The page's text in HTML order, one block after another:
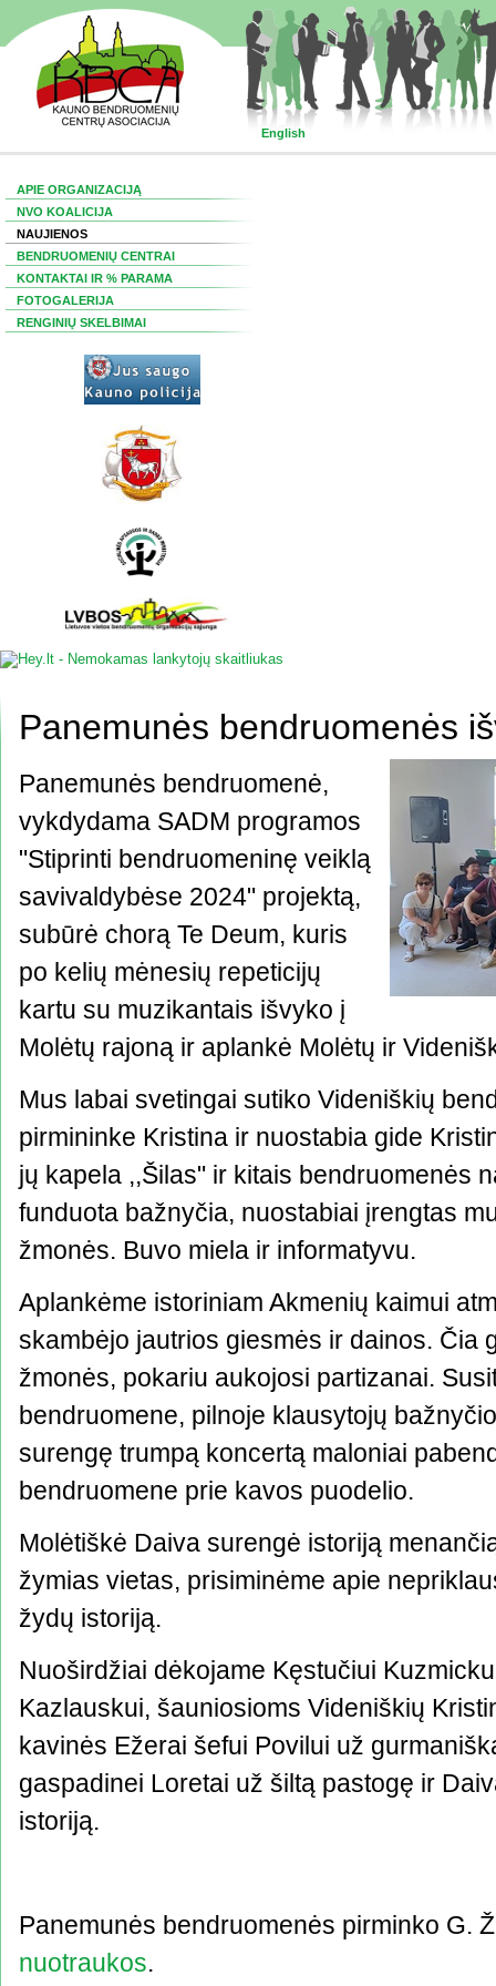
English
APIE ORGANIZACIJĄ
NVO KOALICIJA
NAUJIENOS
BENDRUOMENIŲ CENTRAI
KONTAKTAI IR % PARAMA
FOTOGALERIJA
RENGINIŲ SKELBIMAI
Panemunės bendruomenės
Panemunės bendruomenė,
vykdydama SADM programos
"Stiprinti bendruomeninę veiklą
savivaldybėse 2024" projektą,
subūrė chorą Te Deum, kuris
po kelių mėnesių repeticijų
kartu su muzikantais išvyko į
Molėtų rajoną ir aplankė Molėtų ir
Mus labai svetingai sutiko Videniškių
pirmininke Kristina ir nuostabia gide
jų kapela ,,Šilas" ir kitais bendruomenės
funduota bažnyčia, nuostabiai įrengtas
žmonės. Buvo miela ir informatyvu.
Aplankėme istoriniam Akmenių kaimui
skambėjo jautrios giesmės ir dainos. Čia
žmonės, pokariu aukojosi partizanai.
bendruomene, pilnoje klausytojų
surengę trumpą koncertą maloniai
bendruomene prie kavos puodelio.
Molėtiškė Daiva surengė istoriją
žymias vietas, prisiminėme apie
žydų istoriją.
Nuoširdžiai dėkojame Kęstučiui
Kazlauskui, šauniosioms Videniškių
kavinės Ežerai šefui Povilui už
gaspadinei Loretai už šiltą pastogę ir
istoriją.
Panemunės bendruomenės pirminko G.
nuotraukos.